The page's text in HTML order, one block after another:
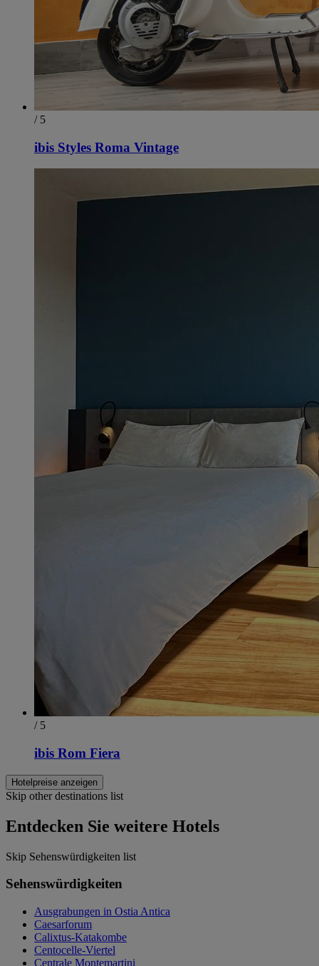
/ 5
ibis Styles Roma Vintage
/ 5
ibis Rom Fiera
Hotelpreise anzeigen
Skip other destinations list
Entdecken Sie weitere Hotels
Skip Sehenswürdigkeiten list
Sehenswürdigkeiten
Ausgrabungen in Ostia Antica
Caesarforum
Calixtus-Katakombe
Centocelle-Viertel
Centrale Montemartini